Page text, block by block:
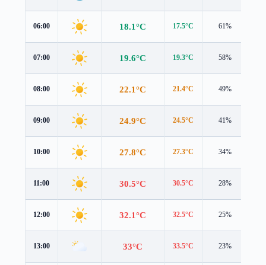
06:00 18.1°C 17.5°C 61%
07:00 19.6°C 19.3°C 58%
08:00 22.1°C 21.4°C 49%
09:00 24.9°C 24.5°C 41%
10:00 27.8°C 27.3°C 34%
11:00 30.5°C 30.5°C 28%
12:00 32.1°C 32.5°C 25%
13:00 33°C 33.5°C 23%